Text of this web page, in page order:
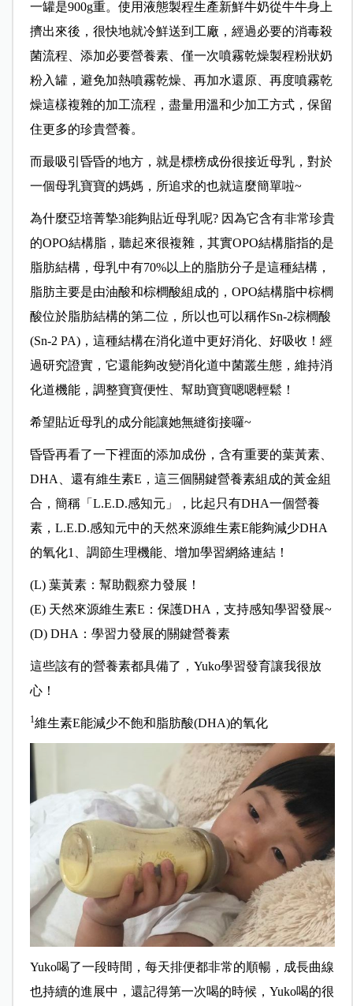
一罐是900g重。使用液態製程生產新鮮牛奶從牛牛身上
擠出來後，很快地就冷鮮送到工廠，經過必要的消毒殺
菌流程、添加必要營養素、僅一次噴霧乾燥製程粉狀奶
粉入罐，避免加熱噴霧乾燥、再加水還原、再度噴霧乾
燥這樣複雜的加工流程，盡量用溫和少加工方式，保留
住更多的珍貴營養。
而最吸引昏昏的地方，就是標榜成份很接近母乳，對於
一個母乳寶寶的媽媽，所追求的也就這麼簡單啦~
為什麼亞培菁摯3能夠貼近母乳呢? 因為它含有非常珍貴
的OPO結構脂，聽起來很複雜，其實OPO結構脂指的是
脂肪結構，母乳中有70%以上的脂肪分子是這種結構，
脂肪主要是由油酸和棕櫚酸組成的，OPO結構脂中棕櫚
酸位於脂肪結構的第二位，所以也可以稱作Sn-2棕櫚酸
(Sn-2 PA)，這種結構在消化道中更好消化、好吸收！經
過研究證實，它還能夠改變消化道中菌叢生態，維持消
化道機能，調整寶寶便性、幫助寶寶嗯嗯輕鬆！
希望貼近母乳的成分能讓她無縫銜接囉~
昏昏再看了一下裡面的添加成份，含有重要的葉黃素、
DHA、還有維生素E，這三個關鍵營養素組成的黃金組
合，簡稱「L.E.D.感知元」，比起只有DHA一個營養
素，L.E.D.感知元中的天然來源維生素E能夠減少DHA
的氧化1、調節生理機能、增加學習網絡連結！
(L) 葉黃素：幫助觀察力發展！
(E) 天然來源維生素E：保護DHA，支持感知學習發展~
(D) DHA：學習力發展的關鍵營養素
這些該有的營養素都具備了，Yuko學習發育讓我很放
心！
1維生素E能減少不飽和脂肪酸(DHA)的氧化
Yuko喝了一段時間，每天排便都非常的順暢，成長曲線
也持續的進展中，還記得第一次喝的時候，Yuko喝的很